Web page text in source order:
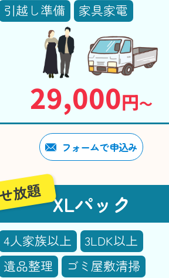
引越し準備
家具家電
29,000円〜
フォームで申込み
XLパック
4人家族以上
3LDK以上
遺品整理
ゴミ屋敷清掃
放題